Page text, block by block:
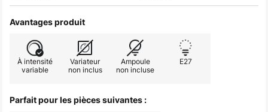
Avantages produit
À intensité
variable
Variateur
non inclus
Ampoule
non incluse
E27
Parfait pour les pièces suivantes :